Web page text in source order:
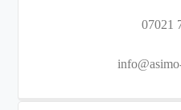
07021